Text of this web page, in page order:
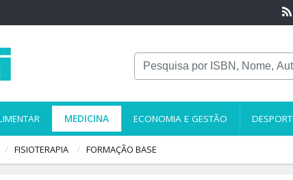
MEDICINA ECONOMIA E GESTÃO
FISIOTERAPIA FORMAÇÃO BASE